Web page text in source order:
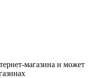
магазина и может